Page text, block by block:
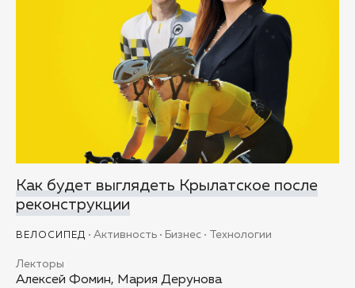
Как будет выглядеть Крылатское после
реконструкции
ВЕЛОСИПЕД Активность Бизнес Технологии
Лекторы
Алексей Фомин, Мария Дерунова